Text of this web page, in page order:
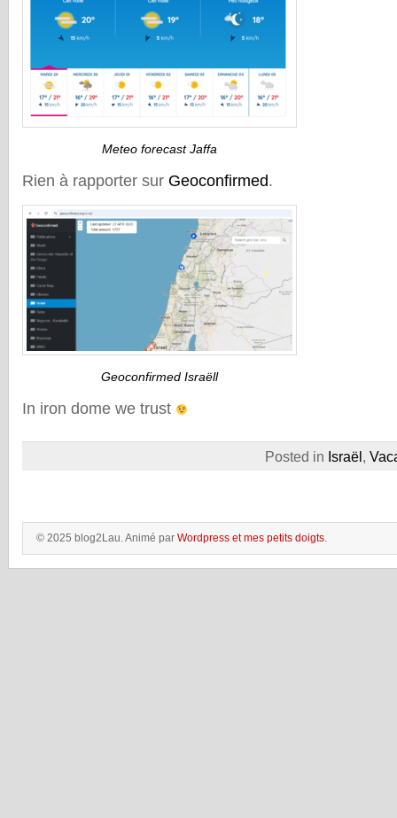
Meteo forecast Jaffa
Rien à rapporter sur Geoconfirmed.
Geoconfirmed Israëll
In iron dome we trust
Posted in Israël,
© 2025 blog2Lau. Animé par Wordpress et mes petits doigts.